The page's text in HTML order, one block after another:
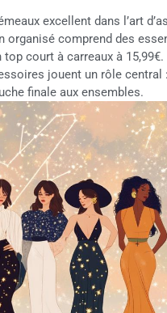
excellent dans l’art
organisé comprend des
top court à carreaux à
jouent un rôle
finale aux ensembles.